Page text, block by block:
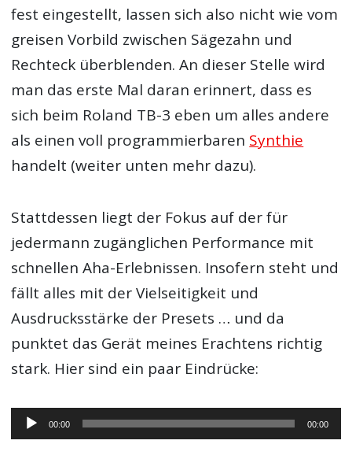
fest eingestellt, lassen sich also nicht wie vom
greisen Vorbild zwischen Sägezahn und
Rechteck überblenden. An dieser Stelle wird
man das erste Mal daran erinnert, dass es
sich beim Roland TB-3 eben um alles andere
als einen voll programmierbaren Synthie
handelt (weiter unten mehr dazu).
Stattdessen liegt der Fokus auf der für
jedermann zugänglichen Performance mit
schnellen Aha-Erlebnissen. Insofern steht und
fällt alles mit der Vielseitigkeit und
Ausdrucksstärke der Presets … und da
punktet das Gerät meines Erachtens richtig
stark. Hier sind ein paar Eindrücke:
Audio-
Player
00:00 00:00